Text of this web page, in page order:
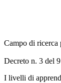
Campo di ricerca
Decreto n. 3 del
I livelli di